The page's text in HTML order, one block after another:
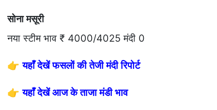
सोना मसूरी
नया स्टीम भाव ₹ 4000/4025 मंदी 0
👉यहाँ देखें फसलों की तेजी मंदी रिपोर्ट
👉यहाँ देखें आज के ताजा मंडी भाव